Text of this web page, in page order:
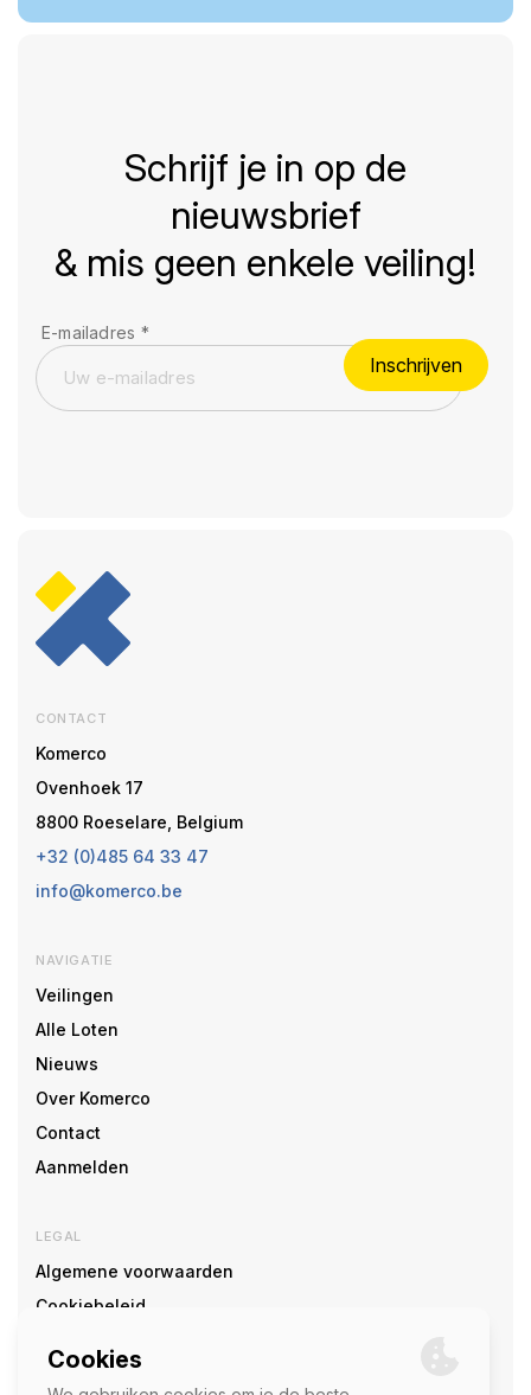
Schrijf je in op de
nieuwsbrief
& mis geen enkele veiling!
E-mailadres *
Inschrijven
CONTACT
Komerco
Ovenhoek 17
8800 Roeselare, Belgium
+32 (0)485 64 33 47
info@komerco.be
NAVIGATIE
Veilingen
Alle Loten
Nieuws
Over Komerco
Contact
Aanmelden
LEGAL
Algemene voorwaarden
Cookiebeleid